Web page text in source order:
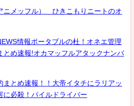
ニメッフル） ひきこもりニートのオ
情報ポータブルの杜！オネエ管理
とめ速報!オカマッフルアタックナンバ
まとめ速報！！大帝イタチにラリアッ
に必殺！パイルドライバー